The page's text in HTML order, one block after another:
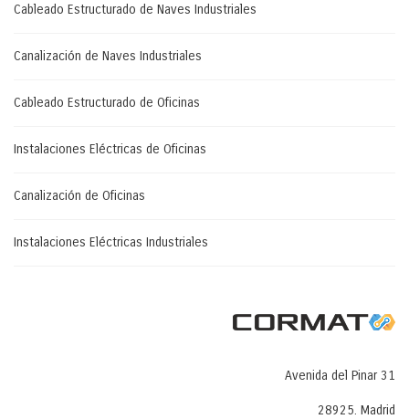
Cableado Estructurado de Naves Industriales
Canalización de Naves Industriales
Cableado Estructurado de Oficinas
Instalaciones Eléctricas de Oficinas
Canalización de Oficinas
Instalaciones Eléctricas Industriales
Avenida del Pinar 31
28925. Madrid